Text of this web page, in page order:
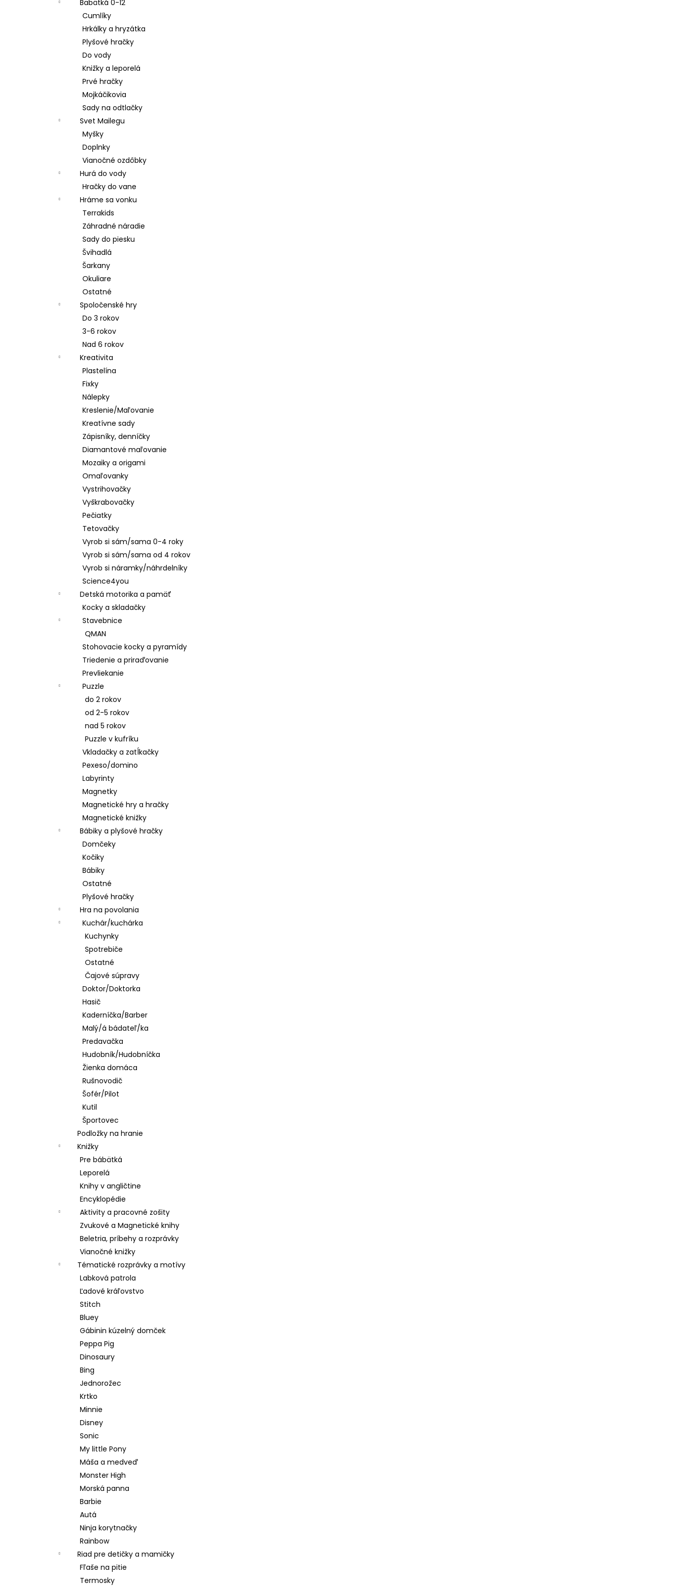
Babätká 0-12
Cumlíky
Hrkálky a hryzátka
Plyšové hračky
Do vody
Knižky a leporelá
Prvé hračky
Mojkáčikovia
Sady na odtlačky
Svet Mailegu
Myšky
Doplnky
Vianočné ozdôbky
Hurá do vody
Hračky do vane
Hráme sa vonku
Terrakids
Záhradné náradie
Sady do piesku
Švihadlá
Šarkany
Okuliare
Ostatné
Spoločenské hry
Do 3 rokov
3-6 rokov
Nad 6 rokov
Kreativita
Plastelína
Fixky
Nálepky
Kreslenie/Maľovanie
Kreatívne sady
Zápisníky, denníčky
Diamantové maľovanie
Mozaiky a origami
Omaľovanky
Vystrihovačky
Vyškrabovačky
Pečiatky
Tetovačky
Vyrob si sám/sama 0-4 roky
Vyrob si sám/sama od 4 rokov
Vyrob si náramky/náhrdelníky
Science4you
Detská motorika a pamäť
Kocky a skladačky
Stavebnice
QMAN
Stohovacie kocky a pyramídy
Triedenie a priraďovanie
Prevliekanie
Puzzle
do 2 rokov
od 2-5 rokov
nad 5 rokov
Puzzle v kufríku
Vkladačky a zatĺkačky
Pexeso/domino
Labyrinty
Magnetky
Magnetické hry a hračky
Magnetické knižky
Bábiky a plyšové hračky
Domčeky
Kočiky
Bábiky
Ostatné
Plyšové hračky
Hra na povolania
Kuchár/kuchárka
Kuchynky
Spotrebiče
Ostatné
Čajové súpravy
Doktor/Doktorka
Hasič
Kaderníčka/Barber
Malý/á bádateľ/ka
Predavačka
Hudobník/Hudobníčka
Žienka domáca
Rušnovodič
Šofér/Pilot
Kutil
Športovec
Podložky na hranie
Knižky
Pre bábätká
Leporelá
Knihy v angličtine
Encyklopédie
Aktivity a pracovné zošity
Zvukové a Magnetické knihy
Beletria, príbehy a rozprávky
Vianočné knižky
Tématické rozprávky a motívy
Labková patrola
Ľadové kráľovstvo
Stitch
Bluey
Gábinin kúzelný domček
Peppa Pig
Dinosaury
Bing
Jednorožec
Krtko
Minnie
Disney
Sonic
My little Pony
Máša a medveď
Monster High
Morská panna
Barbie
Autá
Ninja korytnačky
Rainbow
Riad pre detičky a mamičky
Fľaše na pitie
Termosky